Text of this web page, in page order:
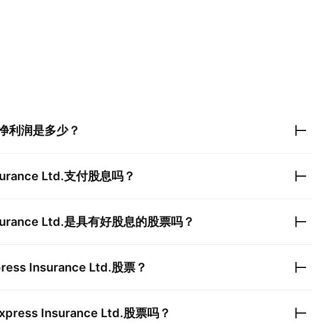
利润是多少？
Ltd.支付股息吗？
Ltd.是具有好股息的股票吗？
Insurance Ltd.股票？
Insurance Ltd.股票吗？